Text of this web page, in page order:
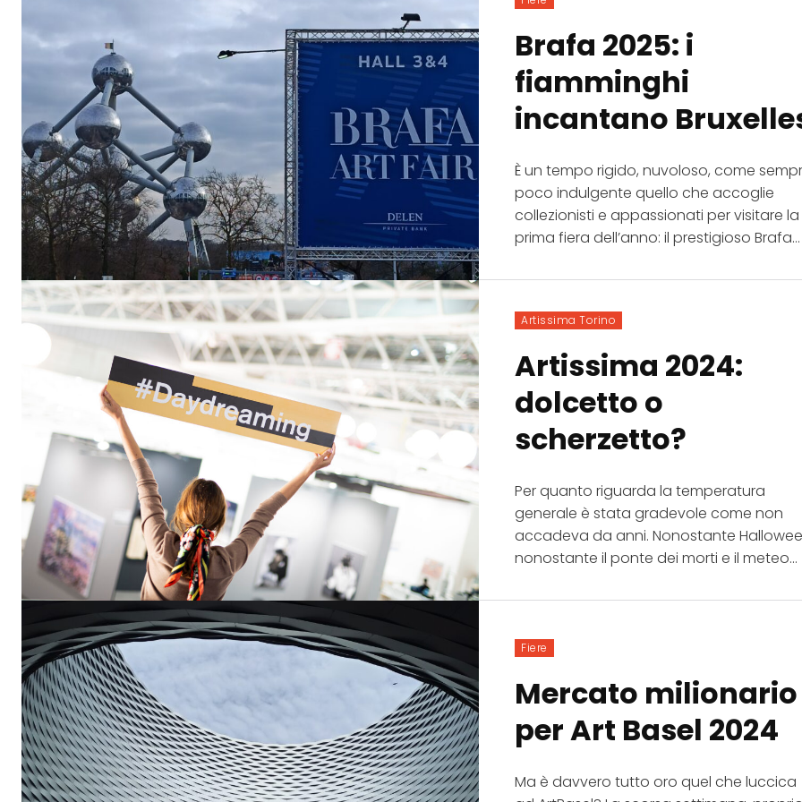
Brafa 2025: i
fiamminghi
incantano
È un tempo rigido, nuvoloso, come
poco indulgente quello che accoglie
collezionisti e appassionati per visitare la
prima fiera dell’anno: il prestigioso Brafa...
Artissima Torino
Artissima 2024:
dolcetto o
scherzetto?
Per quanto riguarda la temperatura
generale è stata gradevole come non
accadeva da anni. Nonostante
nonostante il ponte dei morti e il meteo...
Fiere
Mercato milionario
per Art Basel 2024
Ma è davvero tutto oro quel che luccica